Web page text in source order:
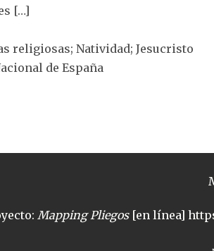
[…]
religiosas; Natividad; Jesucristo
de España
Mapping Pliegos[en línea]